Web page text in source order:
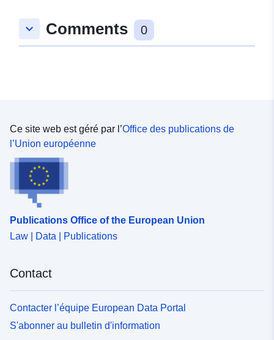
keyboard_arrow_down Comments 0
Ce site web est géré par l’Office des publications de
l’Union européenne
Publications Office of the European Union
Law | Data | Publications
Contact
Contacter l’équipe European Data Portal
S'abonner au bulletin d'information